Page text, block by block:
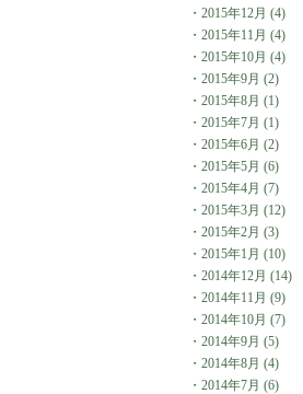
・ 2015年12月 (4)
・ 2015年11月 (4)
・ 2015年10月 (4)
・ 2015年9月 (2)
・ 2015年8月 (1)
・ 2015年7月 (1)
・ 2015年6月 (2)
・ 2015年5月 (6)
・ 2015年4月 (7)
・ 2015年3月 (12)
・ 2015年2月 (3)
・ 2015年1月 (10)
・ 2014年12月 (14)
・ 2014年11月 (9)
・ 2014年10月 (7)
・ 2014年9月 (5)
・ 2014年8月 (4)
・ 2014年7月 (6)